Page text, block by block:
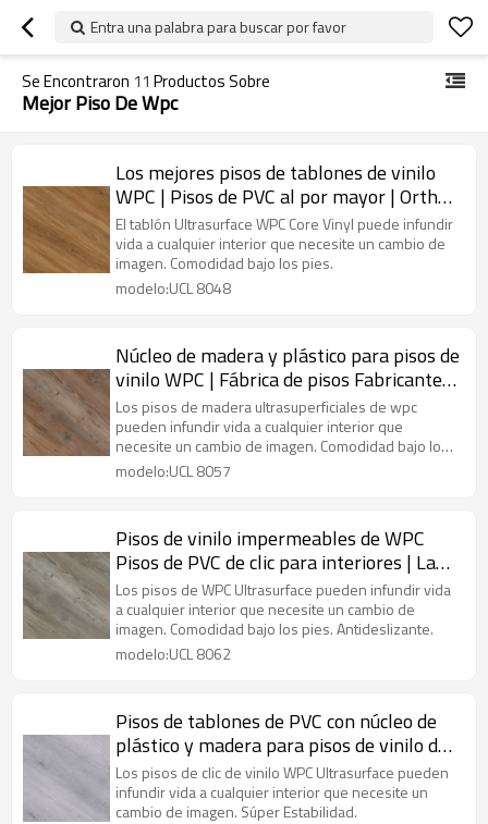
Entra una palabra para buscar por favor
Se Encontraron 11 Productos Sobre
Mejor Piso De Wpc
Los mejores pisos de tablones de vinilo
WPC | Pisos de PVC al por mayor | Ortho
Phthalate Free Non Heavy Metal
Residencial Comercial UCL 8048
El tablón Ultrasurface WPC Core Vinyl puede infundir
vida a cualquier interior que necesite un cambio de
imagen. Comodidad bajo los pies.
modelo:UCL 8048
Núcleo de madera y plástico para pisos de
vinilo WPC | Fábrica de pisos Fabricante
Venta al por mayor Pisos de PVC | UCL
8057 impermeable para niños de gama
alta
Los pisos de madera ultrasuperficiales de wpc
pueden infundir vida a cualquier interior que
necesite un cambio de imagen. Comodidad bajo los
pies. Facil mantenimiento.
modelo:UCL 8057
Pisos de vinilo impermeables de WPC
Pisos de PVC de clic para interiores | La
comodidad minimiza el sonido Bajo
mantenimiento UCL 8062
Los pisos de WPC Ultrasurface pueden infundir vida
a cualquier interior que necesite un cambio de
imagen. Comodidad bajo los pies. Antideslizante.
modelo:UCL 8062
Pisos de tablones de PVC con núcleo de
plástico y madera para pisos de vinilo de
WPC | Clásico absorbente de sonido fácil
de limpiar | Oficina Sala de estar Casa
Los pisos de clic de vinilo WPC Ultrasurface pueden
infundir vida a cualquier interior que necesite un
cambio de imagen. Súper Estabilidad.